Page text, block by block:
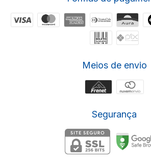
Meios de envio
Segurança